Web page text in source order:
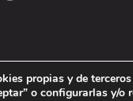
propias y de
o configurarlas y/o